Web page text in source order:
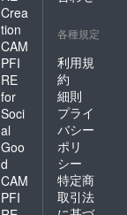
Crea
tion
CAM
PFI
RE
for
Soci
al
Goo
d
CAM
PFI
各種規定
利用規
約
細則
プライ
バシー
ポリ
シー
特定商
取引法